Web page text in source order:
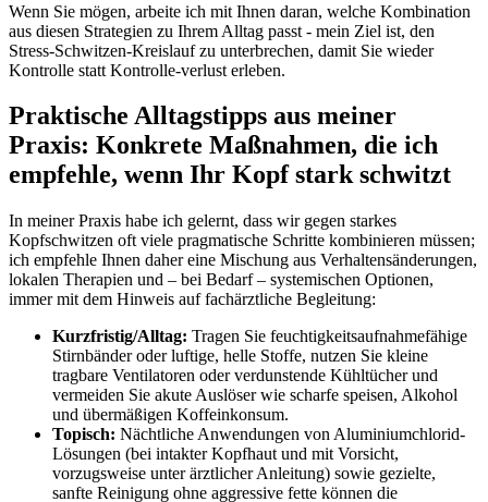
Wenn Sie mögen, arbeite ich mit Ihnen daran, welche Kombination
aus diesen Strategien ⁢zu Ihrem Alltag passt -‌ mein Ziel ist, ⁣den
Stress‑Schwitzen‑Kreislauf zu unterbrechen, damit Sie wieder
Kontrolle statt Kontrolle‑verlust erleben.
Praktische Alltagstipps aus meiner
Praxis: Konkrete Maßnahmen, die ich
empfehle, wenn Ihr Kopf stark schwitzt
In ⁤meiner Praxis habe ich gelernt, dass wir gegen starkes
Kopfschwitzen⁢ oft‌ viele pragmatische Schritte kombinieren⁣ müssen;
ich empfehle Ihnen daher eine Mischung aus Verhaltensänderungen,
lokalen Therapien​ und – bei Bedarf – systemischen Optionen,
immer mit dem Hinweis auf ⁢fachärztliche Begleitung:
Kurzfristig/Alltag: Tragen Sie feuchtigkeitsaufnahmefähige
Stirnbänder oder luftige,⁤ helle Stoffe, nutzen Sie kleine‌
tragbare Ventilatoren oder verdunstende Kühl­tücher​ und
vermeiden Sie akute Auslöser wie scharfe⁤ speisen, Alkohol​
und übermäßigen Koffeinkonsum.
Topisch: Nächtliche Anwendungen⁣ von Aluminiumchlorid-
Lösungen (bei intakter Kopfhaut und mit Vorsicht, ‍
vorzugsweise unter ärztlicher Anleitung) sowie gezielte,
sanfte Reinigung ohne aggressive ⁢fette können die